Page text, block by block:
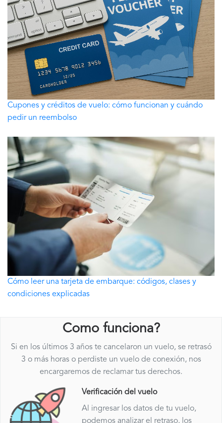
Cupones y créditos de vuelo: cómo funcionan y cuándo
pedir un reembolso
Cómo leer una tarjeta de embarque: códigos, clases y
condiciones explicadas
Como funciona?
Si en los últimos 3 años te cancelaron un vuelo, se retrasó
3 o más horas o perdiste un vuelo de conexión, nos
encargaremos de reclamar tus derechos.
Verificación del vuelo
Al ingresar los datos de tu vuelo,
podemos analizar el retraso, los